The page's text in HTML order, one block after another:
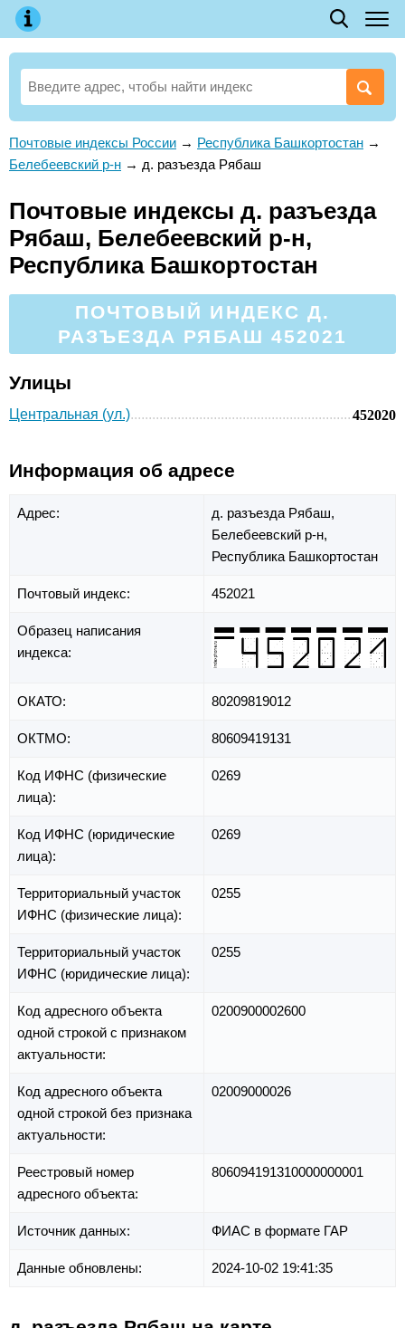
Почтовые индексы России → Республика Башкортостан →
Белебеевский р-н → д. разъезда Рябаш
Почтовые индексы д. разъезда
Рябаш, Белебеевский р-н,
Республика Башкортостан
ПОЧТОВЫЙ ИНДЕКС Д.
РАЗЪЕЗДА РЯБАШ 452021
Улицы
Центральная (ул.) 452020
Информация об адресе
Адрес:
д. разъезда Рябаш,
Белебеевский р-н,
Республика Башкортостан
Почтовый индекс: 452021
Образец написания
индекса:
ОКАТО: 80209819012
ОКТМО: 80609419131
Код ИФНС (физические
лица):
0269
Код ИФНС (юридические
лица):
0269
Территориальный участок
ИФНС (физические лица):
0255
Территориальный участок
ИФНС (юридические лица):
0255
Код адресного объекта
одной строкой с признаком
актуальности:
0200900002600
Код адресного объекта
одной строкой без признака
актуальности:
02009000026
Реестровый номер
адресного объекта:
806094191310000000001
Источник данных: ФИАС в формате ГАР
Данные обновлены: 2024-10-02 19:41:35